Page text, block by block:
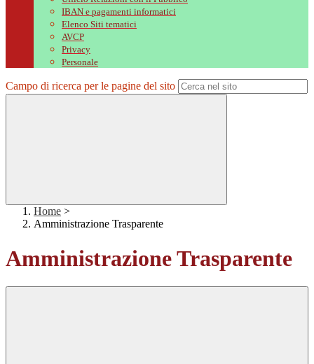
IBAN e pagamenti informatici
Elenco Siti tematici
AVCP
Privacy
Personale
Campo di ricerca per le pagine del sito
Home >
Amministrazione Trasparente
Amministrazione Trasparente